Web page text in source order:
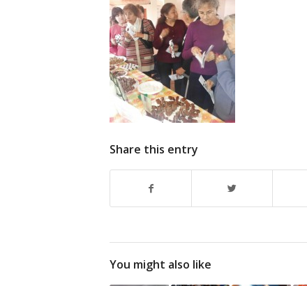
Share this entry
You might also like